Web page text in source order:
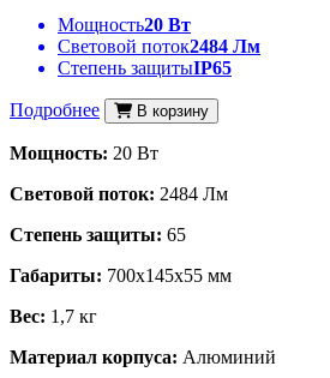
Мощность20 Вт
Световой поток2484 Лм
Степень защитыIP65
Подробнее В корзину
Мощность: 20 Вт
Световой поток: 2484 Лм
Степень защиты: 65
Габариты: 700x145x55 мм
Вес: 1,7 кг
Материал корпуса: Алюминий